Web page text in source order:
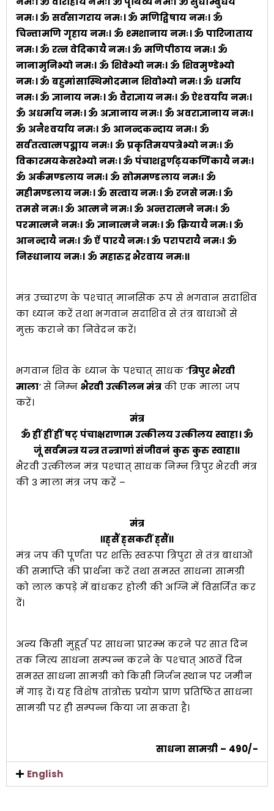
नमः। ॐ सर्वसागराय नमः। ॐ मणिद्विषाय नमः। ॐ
चिन्तामणि गृहाय नमः। ॐ श्मशानाय नमः। ॐ पारिजाताय
नमः। ॐ रत्न वेदिकायै नमः। ॐ मणिपीठाय नमः। ॐ
नानामुनिभ्यो नमः। ॐ शिवेभ्यो नमः। ॐ शिवमुण्डेभ्यो
नमः। ॐ बहुमांसास्थिमोदमान शिवोभ्यो नमः। ॐ धर्माय
नमः। ॐ ज्ञानाय नमः। ॐ वैराज्ञाय नमः। ॐ ऐश्‍वर्याय नमः।
ॐ अधर्माय नमः। ॐ अज्ञानाय नमः। ॐ अवराज्ञानाय नमः।
ॐ अनैश्‍वर्याय नमः। ॐ आनन्दकन्दाय नमः। ॐ
सर्वतत्वात्मपद्माय नमः। ॐ प्रकृतिमयपत्रेभ्यो नमः। ॐ
विकारमयकेसरेभ्यो नमः। ॐ पंचाशद्वर्णढ़यकर्णिकायै नमः।
ॐ अर्कमण्डलाय नमः। ॐ सोममण्डलाय नमः। ॐ
महीमण्डलाय नमः। ॐ सत्वाय नमः। ॐ रजसे नमः। ॐ
तमसे नमः। ॐ आत्मने नमः। ॐ अन्तरात्मने नमः। ॐ
परमात्मने नमः। ॐ ज्ञानात्मने नमः। ॐ क्रियायै नमः। ॐ
आनन्दायै नमः। ॐ ऐं पारयै नमः। ॐ परापरायै नमः। ॐ
निस्धानाय नमः। ॐ महारुद्र भैरवाय नमः॥
मंत्र उच्चारण के पश्‍चात् मानसिक रूप से भगवान सदाशिव
का ध्यान करें तथा भगवान सदाशिव से तंत्र बाधाओं से
मुक्त कराने का निवेदन करें।
भगवान शिव के ध्यान के पश्‍चात् साधक ‘त्रिपुर भैरवी
माला’ से निम्न भैरवी उत्कीलन मंत्रकी एक माला जप
करें।
मंत्र
ॐ ह्रीं ह्रीं ह्रीं षट् पंचाक्षराणाम उत्कीलय उत्कीलय स्वाहा। ॐ
जूं सर्वमन्त्र यन्त्र तन्त्राणां संजीवनं कुरु कुुरु स्वाहा॥
भैरवी उत्कीलन मंत्र पश्‍चात् साधक निम्न त्रिपुर भैरवी मंत्र
की 3 माला मंत्र जप करें –
मंत्र
॥ह्सैं ह्सकरीं ह्सैं॥
मंत्र जप की पूर्णता पर शक्ति स्वरूपा त्रिपुरा से तंत्र बाधाओं
की समाप्ति की प्रार्थना करें तथा समस्त साधना सामग्री
को लाल कपड़े में बांधकर होली की अग्नि में विसर्जित कर
दें।
अन्य किसी मुहूर्त पर साधना प्रारम्भ करने पर सात दिन
तक नित्य साधना सम्पन्न करने के पश्‍चात् आठवें दिन
समस्त साधना सामग्री को किसी निर्जन स्थान पर जमीन
में गाड़ दें। यह विशेष तांत्रोक्त प्रयोग प्राण प्रतिष्ठित साधना
सामग्री पर ही सम्पन्न किया जा सकता है।
साधना सामग्री – 490/-
English